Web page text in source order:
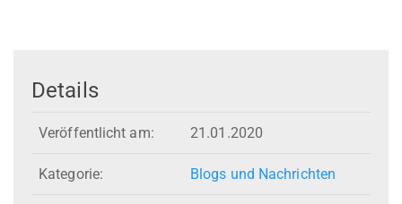
Details
Veröffentlicht am: 21.01.2020
Kategorie: Blogs und Nachrichten